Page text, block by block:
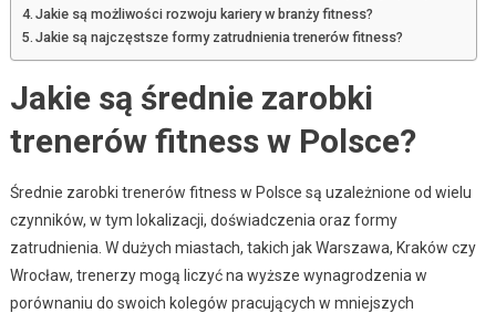
Jakie są możliwości rozwoju kariery w branży fitness?
Jakie są najczęstsze formy zatrudnienia trenerów fitness?
Jakie są średnie zarobki
trenerów fitness w Polsce?
Średnie zarobki trenerów fitness w Polsce są uzależnione od wielu
czynników, w tym lokalizacji, doświadczenia oraz formy
zatrudnienia. W dużych miastach, takich jak Warszawa, Kraków czy
Wrocław, trenerzy mogą liczyć na wyższe wynagrodzenia w
porównaniu do swoich kolegów pracujących w mniejszych